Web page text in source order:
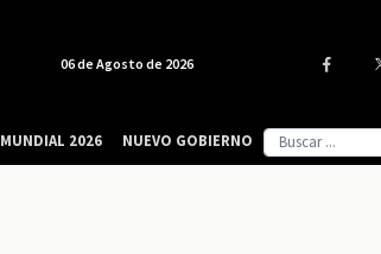
06 de Agosto de 2026
MUNDIAL 2026 NUEVO GOBIERNO